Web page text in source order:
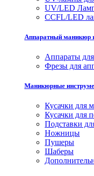
UV/LED
CCFL/LED
Аппаратный маникюр
Аппараты
Фрезы для
Маникюрные
Кусачки для
Кусачки для
Подставки
Ножницы
Пушеры
Шаберы